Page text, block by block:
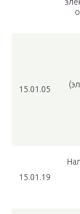
15.01.05
15.01.19